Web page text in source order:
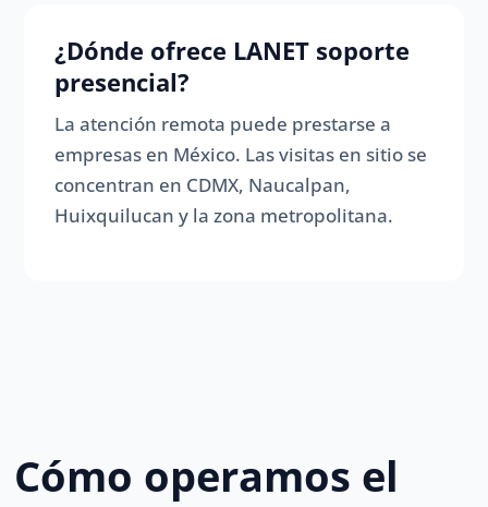
¿Dónde ofrece LANET soporte
presencial?
La atención remota puede prestarse a
empresas en México. Las visitas en sitio se
concentran en CDMX, Naucalpan,
Huixquilucan y la zona metropolitana.
Cómo operamos el